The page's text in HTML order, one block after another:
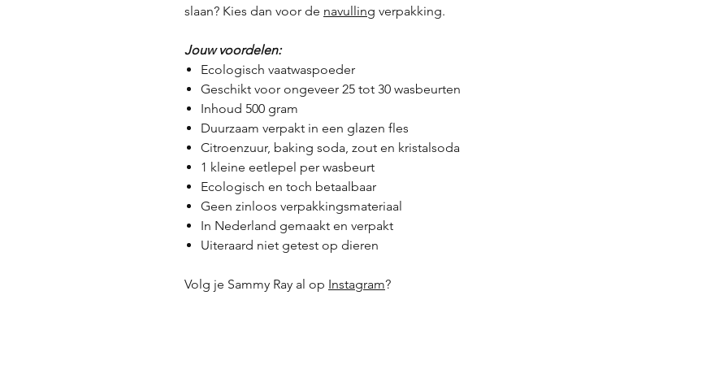
slaan? Kies dan voor de navulling verpakking.
Jouw voordelen:
Ecologisch vaatwaspoeder
Geschikt voor ongeveer 25 tot 30 wasbeurten
Inhoud 500 gram
Duurzaam verpakt in een glazen fles
Citroenzuur, baking soda, zout en kristalsoda
1 kleine eetlepel per wasbeurt
Ecologisch en toch betaalbaar
Geen zinloos verpakkingsmateriaal
In Nederland gemaakt en verpakt
Uiteraard niet getest op dieren
Volg je Sammy Ray al op Instagram?